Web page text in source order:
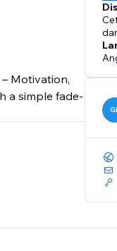
Motivation,
a simple fade-